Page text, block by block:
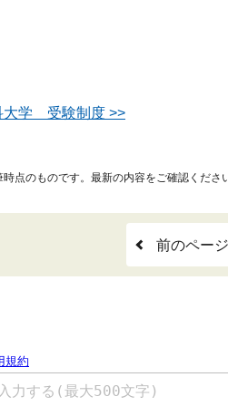
大学 受験制度 >>
点のものです。最新の内容をご確認くださ
前のペー